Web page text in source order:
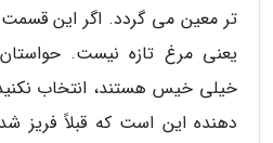
تر معین می گردد. اگر این
یعنی مرغ تازه نیست.
خیلی خیس هستند، انتخاب
دهنده این است که قبلاً فریز